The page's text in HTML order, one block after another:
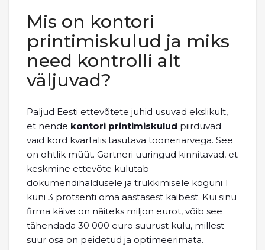
Mis on kontori
printimiskulud ja miks
need kontrolli alt
väljuvad?
Paljud Eesti ettevõtete juhid usuvad ekslikult,
et nende kontori printimiskulud piirduvad
vaid kord kvartalis tasutava tooneriarvega. See
on ohtlik müüt. Gartneri uuringud kinnitavad, et
keskmine ettevõte kulutab
dokumendihaldusele ja trükkimisele koguni 1
kuni 3 protsenti oma aastasest käibest. Kui sinu
firma käive on näiteks miljon eurot, võib see
tähendada 30 000 euro suurust kulu, millest
suur osa on peidetud ja optimeerimata.